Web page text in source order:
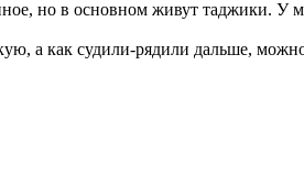
но в основном живут таджики. У
а как судили-рядили дальше, можно